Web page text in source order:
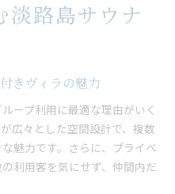
淡路島サウナ
きヴィラの魅力
ープ利用に最適な理由がいく
広々とした空間設計で、複数
魅力です。さらに、プライベ
利用客を気にせず、仲間内だ